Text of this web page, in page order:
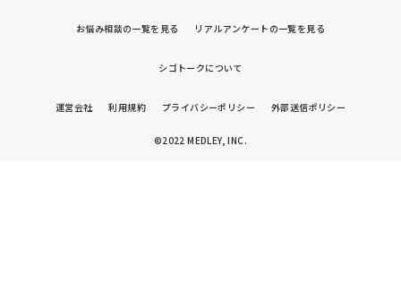
お悩み相談の一覧を見る リアルアンケートの一覧を見る
シゴトークについて
運営会社 利用規約 プライバシーポリシー 外部送信ポリシー
©2022 MEDLEY, INC.